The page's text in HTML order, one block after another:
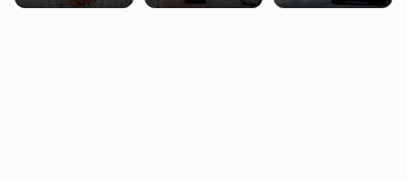
supermarketów
najlepszych
Londynie